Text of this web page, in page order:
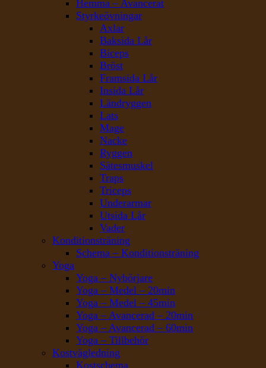
Hemma – Avancerat
Styrkeövningar
Axlar
Baksida Lår
Biceps
Bröst
Framsida Lår
Insida Lår
Ländryggen
Lats
Mage
Nacke
Ryggen
Sätesmuskel
Traps
Triceps
Underarmar
Utsida Lår
Vader
Konditionsträning
Schema – Konditionsträning
Yoga
Yoga – Nybörjare
Yoga – Medel – 20min
Yoga – Medel – 45min
Yoga – Avancerad – 20min
Yoga – Avancerad – 60min
Yoga – Tillbehör
Kostvägledning
Kostschema